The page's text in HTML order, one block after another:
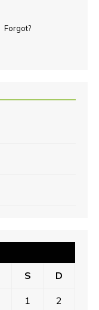
Forgot?
S D
1 2